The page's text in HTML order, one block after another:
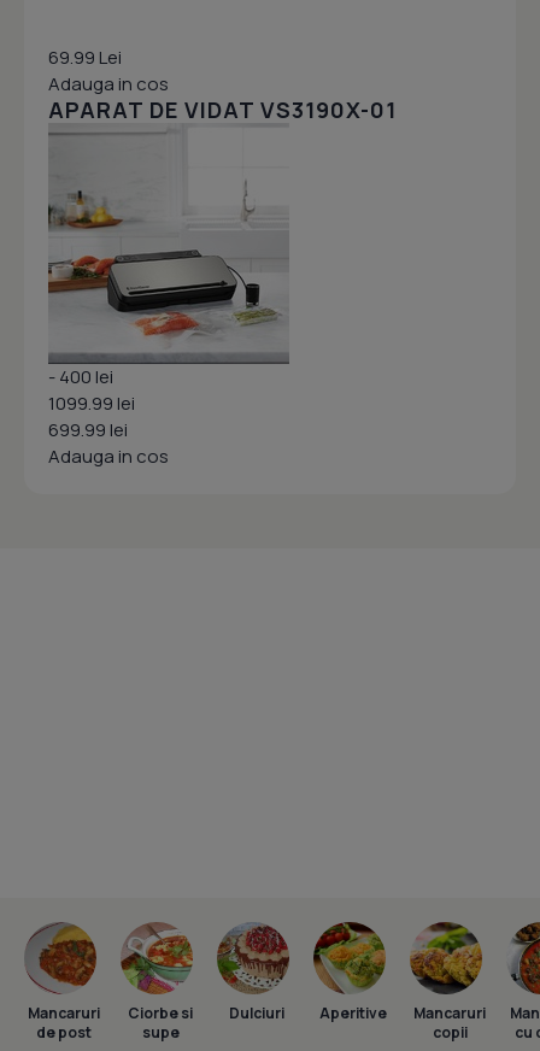
69.99 Lei
Adauga in cos
APARAT DE VIDAT VS3190X-01
- 400 lei
1099.99 lei
699.99 lei
Adauga in cos
Mancaruri
de post
Ciorbe si
supe
Dulciuri Aperitive
Mancaruri
copii
cu